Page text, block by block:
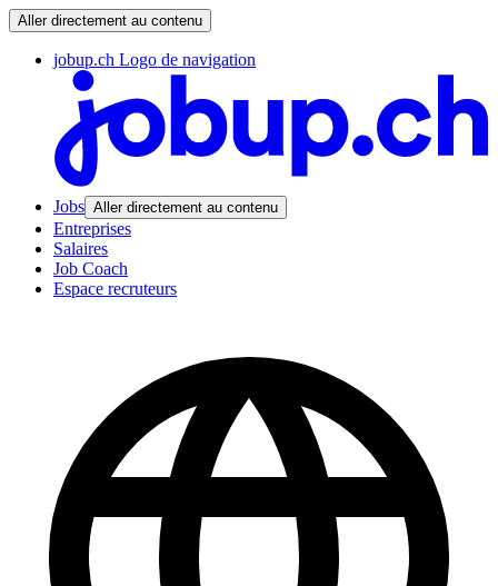
Aller directement au contenu
jobup.ch Logo de navigation
Jobs Aller directement au contenu
Entreprises
Salaires
Job Coach
Espace recruteurs